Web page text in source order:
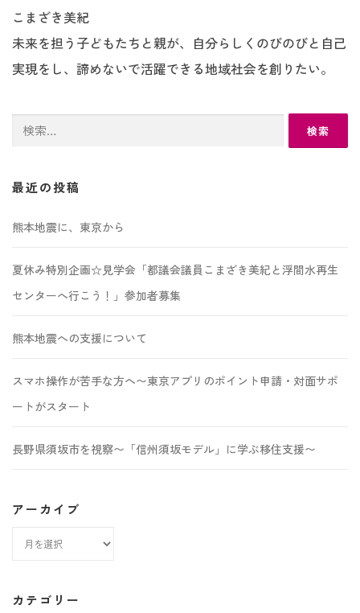
こまざき美紀
未来を担う子どもたちと親が、自分らしくのびのびと自己
実現をし、諦めないで活躍できる地域社会を創りたい。
検
最近の投稿
熊本地震に、東京から
夏休み特別企画☆見学会「都議会議員こまざき美紀と浮間水再生
センターへ行こう！」参加者募集
熊本地震への支援について
スマホ操作が苦手な方へ〜東京アプリのポイント申請・対面サポ
ートがスタート
長野県須坂市を視察〜「信州須坂モデル」に学ぶ移住支援〜
アーカイブ
カ
カテゴリー